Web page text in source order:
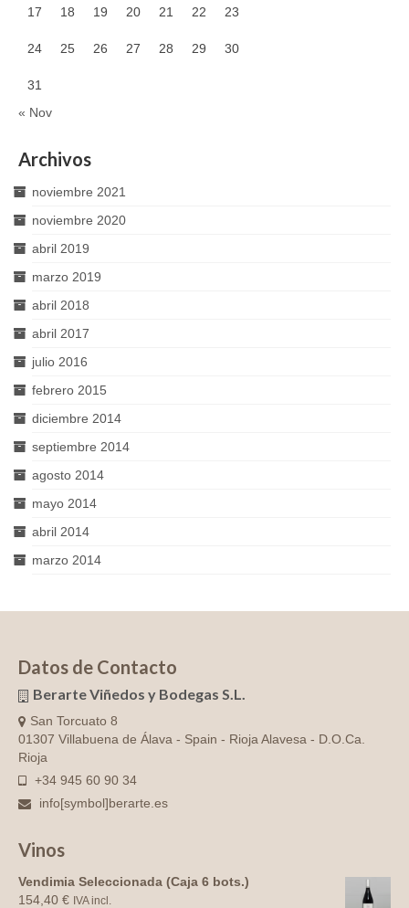
17 18 19 20 21 22 23
24 25 26 27 28 29 30
31
« Nov
Archivos
noviembre 2021
noviembre 2020
abril 2019
marzo 2019
abril 2018
abril 2017
julio 2016
febrero 2015
diciembre 2014
septiembre 2014
agosto 2014
mayo 2014
abril 2014
marzo 2014
Datos de Contacto
Berarte Viñedos y Bodegas S.L.
San Torcuato 8
01307 Villabuena de Álava - Spain - Rioja Alavesa - D.O.Ca.
Rioja
+34 945 60 90 34
info[symbol]berarte.es
Vinos
Vendimia Seleccionada (Caja 6 bots.)
154,40 € IVA incl.